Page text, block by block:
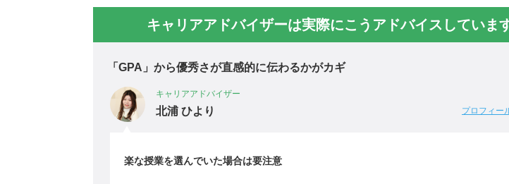
キャリアアドバイザーは実際にこうアドバイスしていま
「GPA」から優秀さが直感的に伝わるかがカギ
キャリアアドバイザー
北浦 ひより プロフィー
楽な授業を選んでいた場合は要注意